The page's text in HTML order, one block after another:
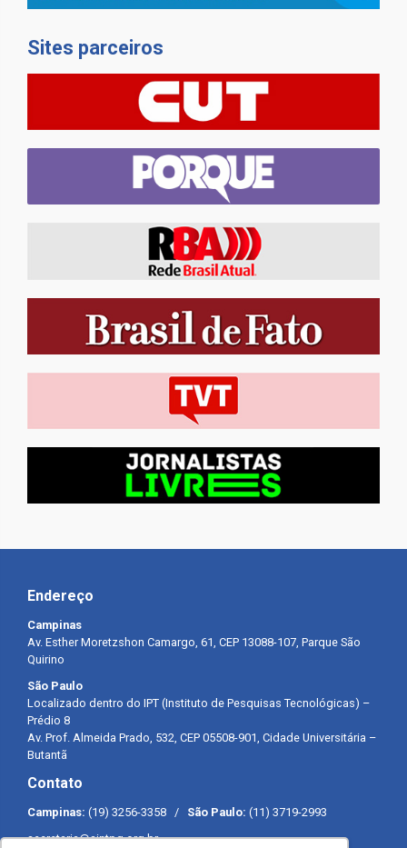
Sites parceiros
Endereço
Campinas
Av. Esther Moretzshon Camargo, 61, CEP 13088-107, Parque São
Quirino
São Paulo
Localizado dentro do IPT (Instituto de Pesquisas Tecnológicas) –
Prédio 8
Av. Prof. Almeida Prado, 532, CEP 05508-901, Cidade Universitária –
Butantã
Contato
Campinas: (19) 3256-3358 / São Paulo: (11) 3719-2993
secretaria@sintpq.org.br